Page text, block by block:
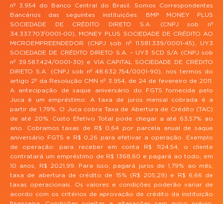
nº 3.954 do Banco Central do Brasil. Somos Correspondentes
Bancários das seguintes instituições: BMP MONEY PLUS
SOCIEDADE DE CRÉDITO DIRETO S.A. (CNPJ sob nº
34.337.707/0001-00), MONEY PLUS SOCIEDADE DE CRÉDITO AO
MICROEMPREENDEDOR (CNPJ sob nº 11.581.339/0001-45), UY3
SOCIEDADE DE CRÉDITO DIRETO S.A. – UY3 SCD S/A (CNPJ sob
nº 39.587.424/0001-30) e VIA CAPITAL SOCIEDADE DE CRÉDITO
DIRETO S.A. (CNPJ sob nº 48.632.754/0001-90), nos termos do
artigo 2º da Resolução CMN nº 3.954, de 24 de fevereiro de 2011.
A antecipação de saque aniversário do FGTS fornecida pelo
Juca é um empréstimo. A taxa de juros mensal cobrada é a
partir de 1,79%. O Juca cobra Taxa de Abertura de Crédito (TAC)
de até 20%. Custo Efetivo Total pode chegar a até 63,57% ao
ano. Cobramos taxas de R$ 0,64 por parcela anual de saque
aniversário FGTS e R$ 0,26 para efetivar a operação. Exemplo
de operação: para receber em conta R$ 1124,54, o cliente
contratará um empréstimo de R$ 1368,60 e pagará ao todo, em
10 anos, R$ 2021,99. Para isso, pagará juros de 1,79% ao mês,
taxa de abertura de crédito de 15% (R$ 205,29) e R$ 6,66 de
taxas operacionais. Os valores e condições poderão variar de
acordo com os critérios de aprovação de crédito da instituição